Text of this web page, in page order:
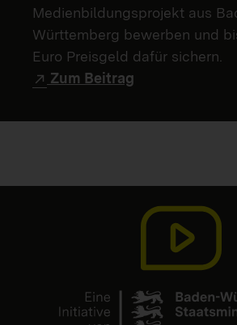
Medienbildungsprojekt aus
Württemberg bewerben und
Euro Preisgeld dafür sichern.
Zum Beitrag